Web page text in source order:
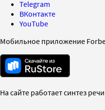
Telegram
ВКонтакте
YouTube
Мобильное приложение
На сайте работает синтез речи